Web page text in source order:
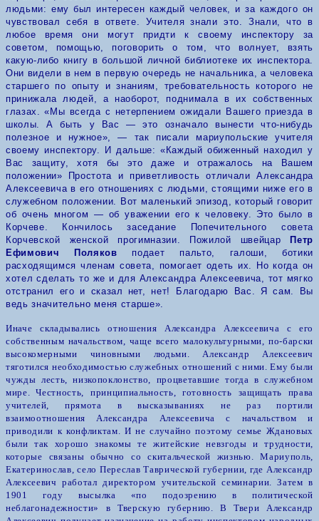
людьми: ему был интересен каждый человек, и за каждого он
чувствовал себя в ответе. Учителя знали это. Знали, что в
любое время они могут придти к своему инспектору за
советом, помощью, поговорить о том, что волнует, взять
какую-либо книгу в большой личной библиотеке их инспектора.
Они видели в нем в первую очередь не начальника, а человека
старшего по опыту и знаниям, требовательность которого не
принижала людей, а наоборот, поднимала в их собственных
глазах. «Мы всегда с нетерпением ожидали Вашего приезда в
школы. А быть у Вас — это означало вынести что-нибудь
полезное и нужное», — так писали мариупольские учителя
своему инспектору. И дальше: «Каждый обиженный находил у
Вас защиту, хотя бы это даже и отражалось на Вашем
положении»
Простота и приветливость отличали Александра
Алексеевича в его отношениях с людьми, стоящими ниже его в
служебном положении. Вот маленький эпизод, который говорит
об очень многом — об уважении его к человеку. Это было в
Корчеве. Кончилось заседание Попечительного совета
Корчевской женской прогимназии. Пожилой швейцар
Петр
Ефимович Поляков подает пальто, галоши, ботики
расходящимся членам совета, помогает одеть их. Но когда он
хотел сделать то же и для Александра Алексеевича, тот мягко
отстранил его и сказал
нет, нет! Благодарю Вас. Я сам. Вы
ведь значительно меня старше».
Иначе складывались отношения Александра Алексеевича с его
собственным начальством, чаще всего малокультурными, по-барски
высокомерными чиновными людьми. Александр Алексеевич
тяготился необходимостью служебных отношений с ними. Ему были
чужды лесть, низкопоклонство, процветавшие тогда в служебном
мире. Честность, принципиальность, готовность защищать права
учителей, прямота в высказываниях не раз портили
взаимоотношения Александра Алексеевича с начальством и
приводили к конфликтам. И не случайно поэтому семье Ждановых
были так хорошо знакомы те житейские невзгоды и трудности,
которые связаны обычно со скитальческой жизнью. Мариуполь,
Екатеринослав, село Переслав Таврической губернии, где Александр
Алексеевич работал директором учительской семинарии. Затем в
1901 году высылка «по подозрению в политической
неблагонадежности» в Тверскую губернию.
В Твери Александр